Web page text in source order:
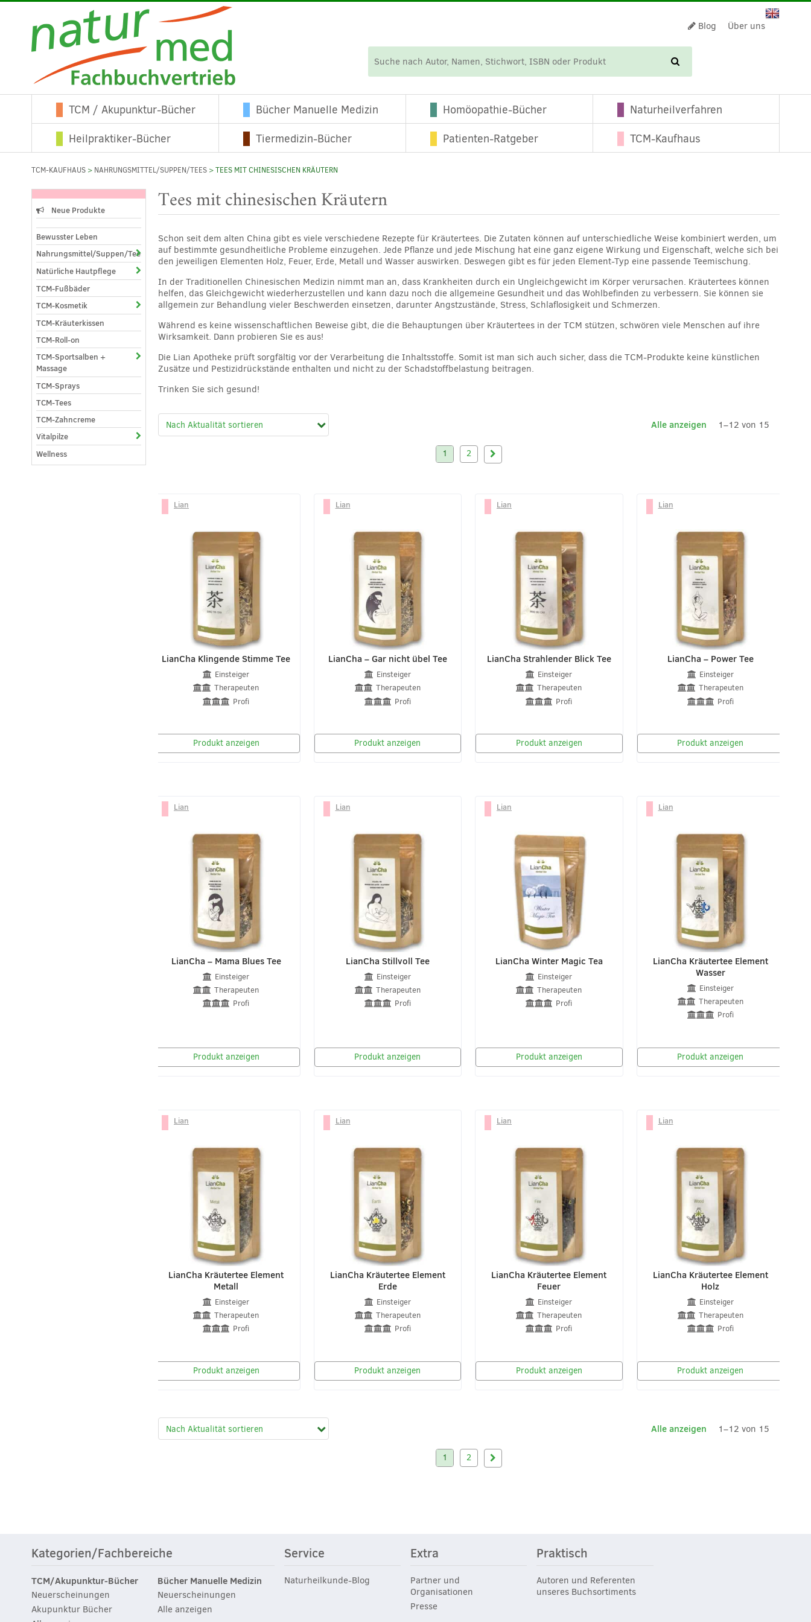
Blog Über uns
TCM / Akupunktur-Bücher Bücher Manuelle Medizin Homöopathie-Bücher
Naturheilverfahren
Heilpraktiker-Bücher
Tiermedizin-Bücher Patienten-Ratgeber TCM-Kaufhaus
TCM-KAUFHAUS > NAHRUNGSMITTEL/SUPPEN/TEES > TEES MIT CHINESISCHEN KRÄUTERN
Tees mit chinesischen Kräutern
Schon seit dem alten China gibt es viele verschiedene Rezepte für Kräutertees. Die Zutaten können auf unterschiedliche Weise kombiniert werden, um
auf bestimmte gesundheitliche Probleme einzugehen. Jede Pflanze und jede Mischung hat eine ganz eigene Wirkung und Eigenschaft, welche sich bei
den jeweiligen Elementen Holz, Feuer, Erde, Metall und Wasser auswirken. Deswegen gibt es für jeden Element-Typ eine passende Teemischung.
In der Traditionellen Chinesischen Medizin nimmt man an, dass Krankheiten durch ein Ungleichgewicht im Körper verursachen. Kräutertees können
helfen, das Gleichgewicht wiederherzustellen und kann dazu noch die allgemeine Gesundheit und das Wohlbefinden zu verbessern. Sie können sie
allgemein zur Behandlung vieler Beschwerden einsetzen, darunter Angstzustände, Stress, Schlaflosigkeit und Schmerzen.
Während es keine wissenschaftlichen Beweise gibt, die die Behauptungen über Kräutertees in der TCM stützen, schwören viele Menschen auf ihre
Wirksamkeit. Dann probieren Sie es aus!
Die Lian Apotheke prüft sorgfältig vor der Verarbeitung die Inhaltsstoffe. Somit ist man sich auch sicher, dass die TCM-Produkte keine künstlichen
Zusätze und Pestizidrückstände enthalten und nicht zu der Schadstoffbelastung beitragen.
Trinken Sie sich gesund!
Alle anzeigen 1–12 von 15
1 2
Lian
LianCha Klingende Stimme Tee
Einsteiger
Therapeuten
Profi
Produkt anzeigen
Lian
LianCha – Gar nicht übel Tee
Einsteiger
Therapeuten
Profi
Produkt anzeigen
Lian
LianCha Strahlender Blick Tee
Einsteiger
Therapeuten
Profi
Produkt anzeigen
Lian
LianCha – Power Tee
Einsteiger
Therapeuten
Profi
Produkt anzeigen
Lian
LianCha – Mama Blues Tee
Einsteiger
Therapeuten
Profi
Produkt anzeigen
Lian
LianCha Stillvoll Tee
Einsteiger
Therapeuten
Profi
Produkt anzeigen
Lian
LianCha Winter Magic Tea
Einsteiger
Therapeuten
Profi
Produkt anzeigen
Lian
LianCha Kräutertee Element
Wasser
Einsteiger
Therapeuten
Profi
Produkt anzeigen
Lian
LianCha Kräutertee Element
Metall
Einsteiger
Therapeuten
Profi
Produkt anzeigen
Lian
LianCha Kräutertee Element
Erde
Einsteiger
Therapeuten
Profi
Produkt anzeigen
Lian
LianCha Kräutertee Element
Feuer
Einsteiger
Therapeuten
Profi
Produkt anzeigen
Lian
LianCha Kräutertee Element
Holz
Einsteiger
Therapeuten
Profi
Produkt anzeigen
Alle anzeigen 1–12 von 15
1 2
Neue Produkte
Bewusster Leben
Nahrungsmittel/Suppen/Tees
Natürliche Hautpflege
TCM-Fußbäder
TCM-Kosmetik
TCM-Kräuterkissen
TCM-Roll-on
TCM-Sportsalben +
Massage
TCM-Sprays
TCM-Tees
TCM-Zahncreme
Vitalpilze
Wellness
Kategorien/Fachbereiche
TCM/Akupunktur-Bücher
Neuerscheinungen
Akupunktur Bücher
Bücher Manuelle Medizin
Neuerscheinungen
Alle anzeigen
Service
Naturheilkunde-Blog
Extra
Partner und
Organisationen
Presse
Praktisch
Autoren und Referenten
unseres Buchsortiments